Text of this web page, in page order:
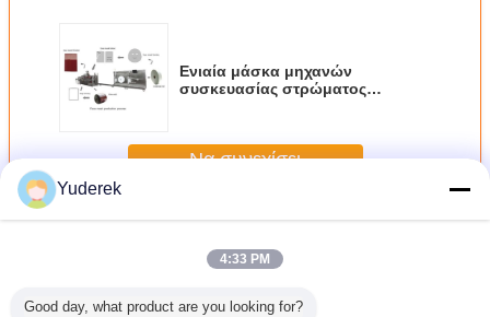
Ενιαία μάσκα μηχανών
συσκευασίας στρώματος
Να συνεχίσει
ΠερισσότεροιΑυτόματη μηχανή συσκευασίας
Yuderek
4:33 PM
Good day, what product are you looking for?